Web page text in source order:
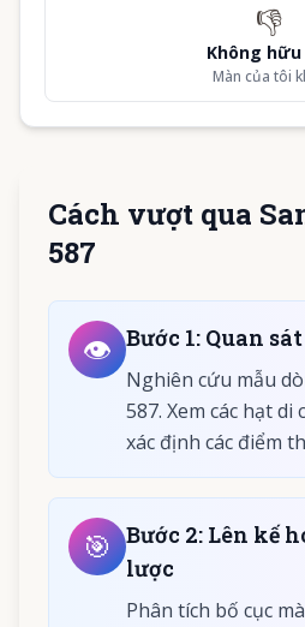
👎
Không
Màn của tôi
Cách vượt qua
587
👁️ Bước 1: Quan
Nghiên cứu mẫu
587. Xem các hạt
xác định các điểm
🎯 Bước 2: Lên kế
lược
Phân tích bố cục